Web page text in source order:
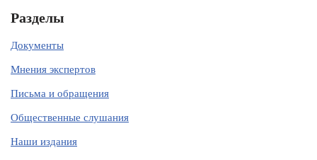
Разделы
Документы
Мнения экспертов
Письма и обращения
Общественные слушания
Наши издания